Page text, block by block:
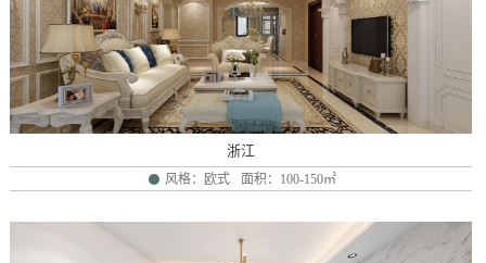
浙江
风格：欧式 面积：100-150㎡